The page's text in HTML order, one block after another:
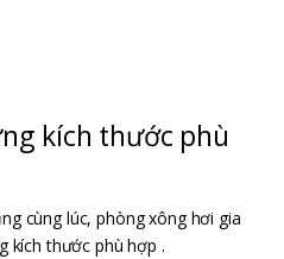
kích thước phù
cùng lúc, phòng xông hơi gia
kích thước phù hợp .